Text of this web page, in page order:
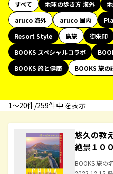
すべて 地球の歩き方 海外
aruco 海外
aruco 国内
Resort Style
島旅 御朱印
BOOKS スペシャルコラボ
BOOKS 旅と健康
BOOKS 旅の
1〜20件/259件中 を表示
悠久の教
絶景１００
BOOKS 旅の